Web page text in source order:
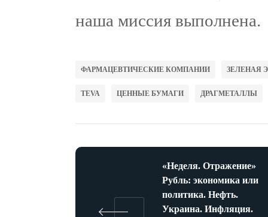
наша миссия выполнена.
ФАРМАЦЕВТИЧЕСКИЕ КОМПАНИИ ЗЕЛЕНАЯ
TEVA ЦЕННЫЕ БУМАГИ ДРАГМЕТАЛЛЫ
«Неделя. Отражение»
Рубль: экономика или
политика. Нефть.
Украина. Инфляция.